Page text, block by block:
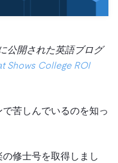
公開された英語ブログ
Shows College ROI
苦しんでいるのを知っ
修士号を取得しまし